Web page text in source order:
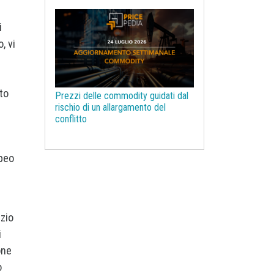
vi
Legno e Carta
Legno ingegnerizzato Litio
Macroeconomia Magnesio
Management Manganese
Materie prime farmaceutiche
Mercati Concorrenziali
Mercati d'asta
Prezzi delle commodity guidati dal
rischio di un allargamento del
conflitto